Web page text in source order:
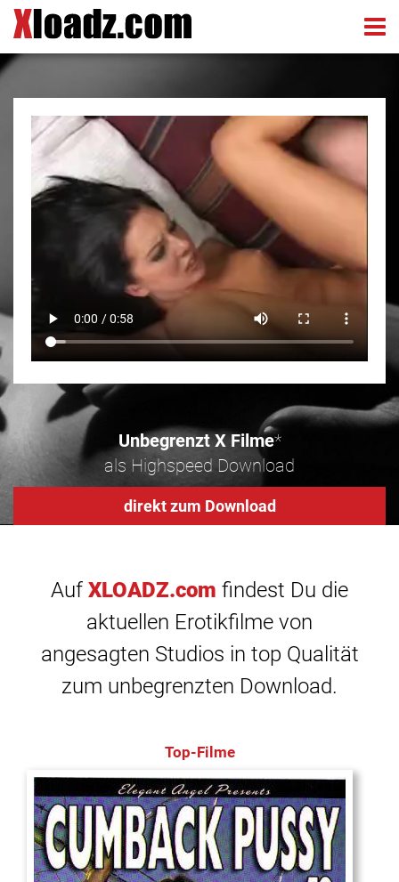
Unbegrenzt X Filme*
als Highspeed Download
direkt zum Download
Auf XLOADZ.com findest Du die
aktuellen Erotikfilme von
angesagten Studios in top Qualität
zum unbegrenzten Download.
Top-Filme